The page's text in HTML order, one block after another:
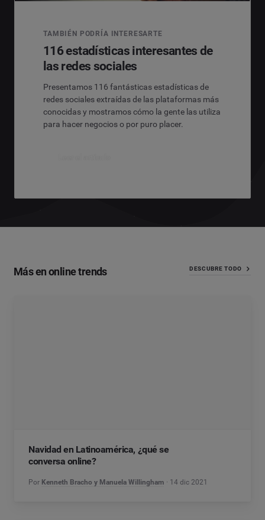
TAMBIÉN PODRÍA INTERESARTE
116 estadísticas interesantes de
las redes sociales
Presentamos 116 fantásticas estadísticas de
redes sociales extraídas de las plataformas más
conocidas y mostramos cómo la gente las utiliza
para hacer negocios o por puro placer.
Más en online trends DESCUBRE TODO
Navidad en Latinoamérica, ¿qué se
conversa online?
Por Kenneth Bracho y Manuela Willingham 14 dic 2021